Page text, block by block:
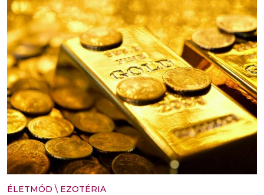
ÉLETMÓD \ EZOTÉRIA